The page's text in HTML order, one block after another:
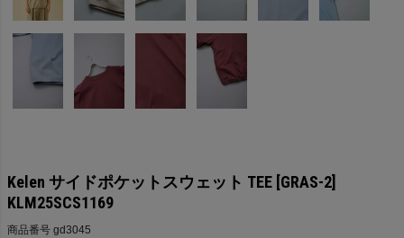
Kelen サイドポケットスウェット TEE [GRAS-2]
KLM25SCS1169
商品番号 gd3045